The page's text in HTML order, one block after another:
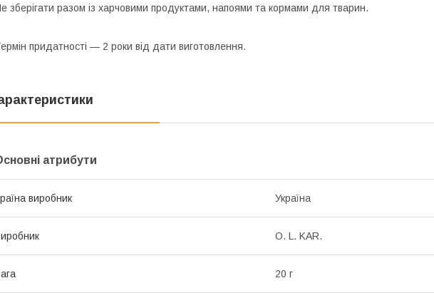
зберігати разом із харчовими продуктами, напоями та кормами для тварин.
придатності — 2 роки від дати виготовлення.
атрибути
виробник Україна
O. L. KAR.
20 г